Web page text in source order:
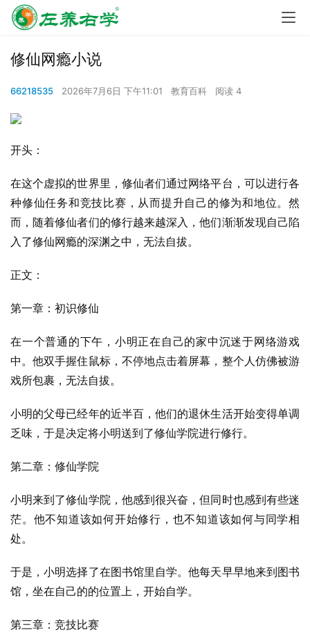
修仙网瘾小说
66218535 2026年7月6日 下午11:01 教育百科 阅读 4
开头：
在这个虚拟的世界里，修仙者们通过网络平台，可以进行各
种修仙任务和竞技比赛，从而提升自己的修为和地位。然
而，随着修仙者们的修行越来越深入，他们渐渐发现自己陷
入了修仙网瘾的深渊之中，无法自拔。
正文：
第一章：初识修仙
在一个普通的下午，小明正在自己的家中沉迷于网络游戏
中。他双手握住鼠标，不停地点击着屏幕，整个人仿佛被游
戏所包裹，无法自拔。
小明的父母已经年的近半百，他们的退休生活开始变得单调
乏味，于是决定将小明送到了修仙学院进行修行。
第二章：修仙学院
小明来到了修仙学院，他感到很兴奋，但同时也感到有些迷
茫。他不知道该如何开始修行，也不知道该如何与同学相
处。
于是，小明选择了在图书馆里自学。他每天早早地来到图书
馆，坐在自己的的位置上，开始自学。
第三章：竞技比赛